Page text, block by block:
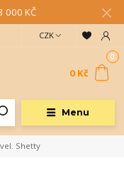
000 KČ
Menu
CZK
0
0 Kč
Shetty